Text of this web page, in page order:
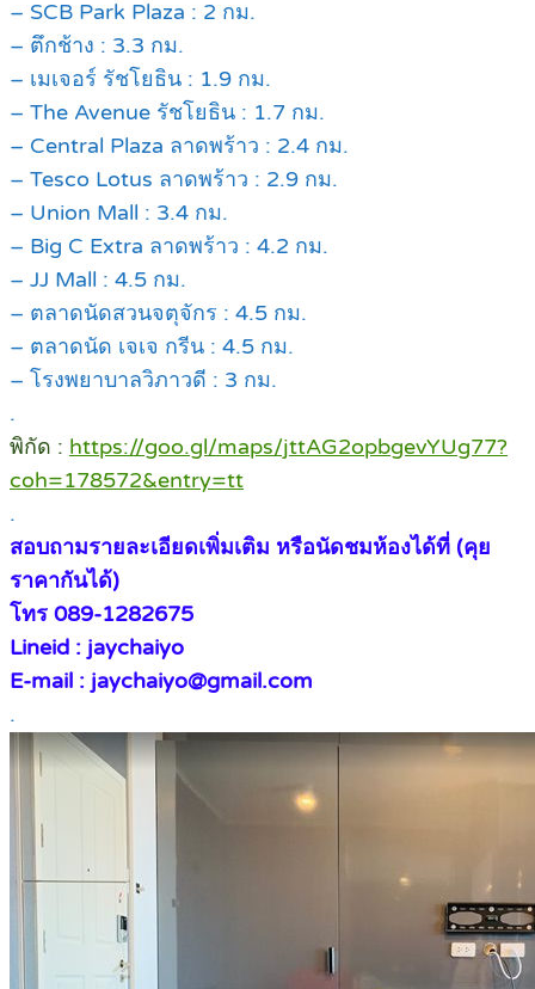
– SCB Park Plaza : 2 กม.
– ตึกช้าง : 3.3 กม.
– เมเจอร์ รัชโยธิน : 1.9 กม.
– The Avenue รัชโยธิน : 1.7 กม.
– Central Plaza ลาดพร้าว : 2.4 กม.
– Tesco Lotus ลาดพร้าว : 2.9 กม.
– Union Mall : 3.4 กม.
– Big C Extra ลาดพร้าว : 4.2 กม.
– JJ Mall : 4.5 กม.
– ตลาดนัดสวนจตุจักร : 4.5 กม.
– ตลาดนัด เจเจ กรีน : 4.5 กม.
– โรงพยาบาลวิภาวดี : 3 กม.
.
พิกัด : https://goo.gl/maps/jttAG2opbgevYUg77?
coh=178572&entry=tt
.
สอบถามรายละเอียดเพิ่มเติม หรือนัดชมห้องได้ที่ (คุย
ราคากันได้)
โทร 089-1282675
Lineid : jaychaiyo
E-mail : jaychaiyo@gmail.com
.